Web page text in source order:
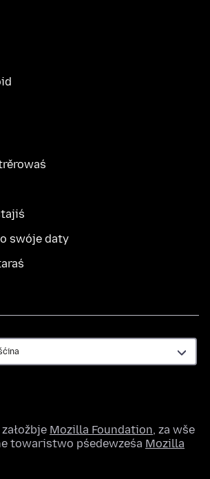
swóje daty
Mozilla Foundation, za wše
towaristwo pśedewześa Mozilla